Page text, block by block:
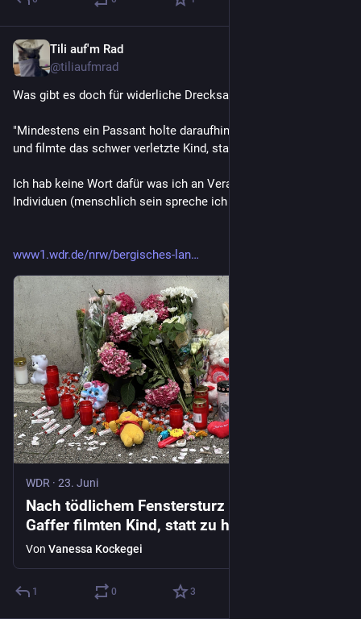
Tili auf'm Rad
@tiliaufmrad
Was gibt es doch für widerliche Drecksarschlöcher!
"Mindestens ein Passant holte daraufhin sein Handy heraus
und filmte das schwer verletzte Kind, statt ihm zu helfen."
Ich hab keine Wort dafür was ich an Verachtung für solche
Individuen (menschlich sein spreche ich hier ab) empfinde.
www1.wdr.de/nrw/bergisches-lan
WDR · 23. Juni
Nach tödlichem Fenstersturz in Wuppertal |
Gaffer filmten Kind, statt zu helfen
Von Vanessa Kockegei
1 0 3